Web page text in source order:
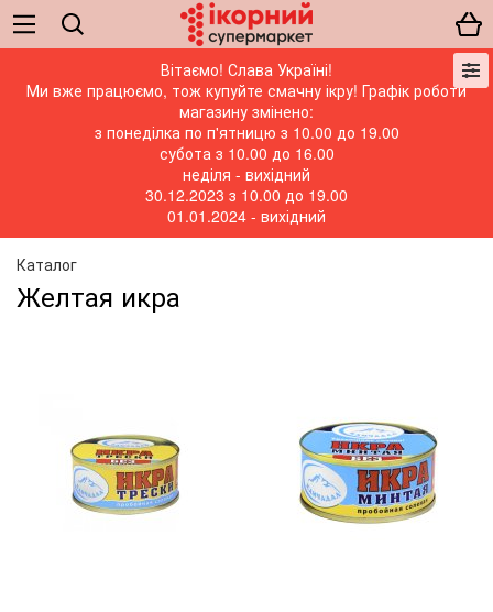
Вітаємо! Слава Україні!
Ми вже працюємо, тож купуйте смачну ікру! Графік роботи
магазину змінено:
з понеділка по п'ятницю з 10.00 до 19.00
субота з 10.00 до 16.00
неділя - вихідний
30.12.2023 з 10.00 до 19.00
01.01.2024 - вихідний
Каталог
Желтая икра